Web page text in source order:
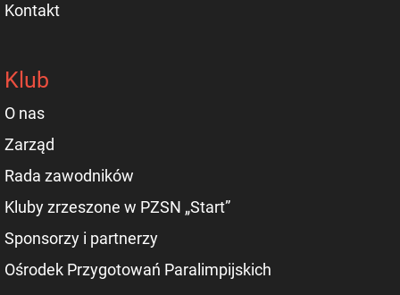
Kontakt
Klub
O nas
Zarząd
Rada zawodników
Kluby zrzeszone w PZSN „Start”
Sponsorzy i partnerzy
Ośrodek Przygotowań Paralimpijskich